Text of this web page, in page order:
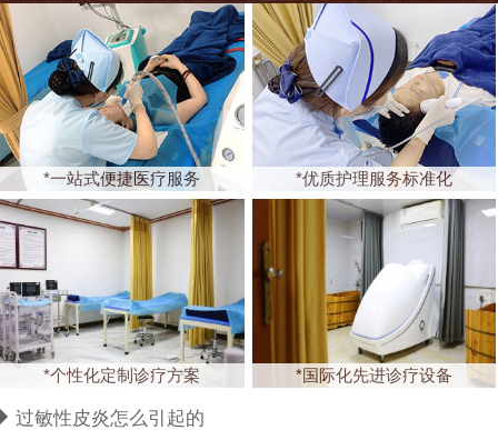
*一站式便捷医疗服务 *优质护理服务标准化
*个性化定制诊疗方案 *国际化先进诊疗设备
过敏性皮炎怎么引起的